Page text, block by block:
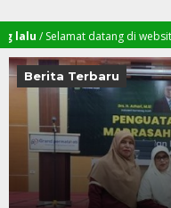
datang di website resmi
Berita Terbaru